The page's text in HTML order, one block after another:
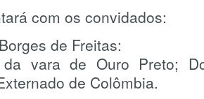
com os convidados:
de Freitas:
vara de Ouro Preto;
de Colômbia.